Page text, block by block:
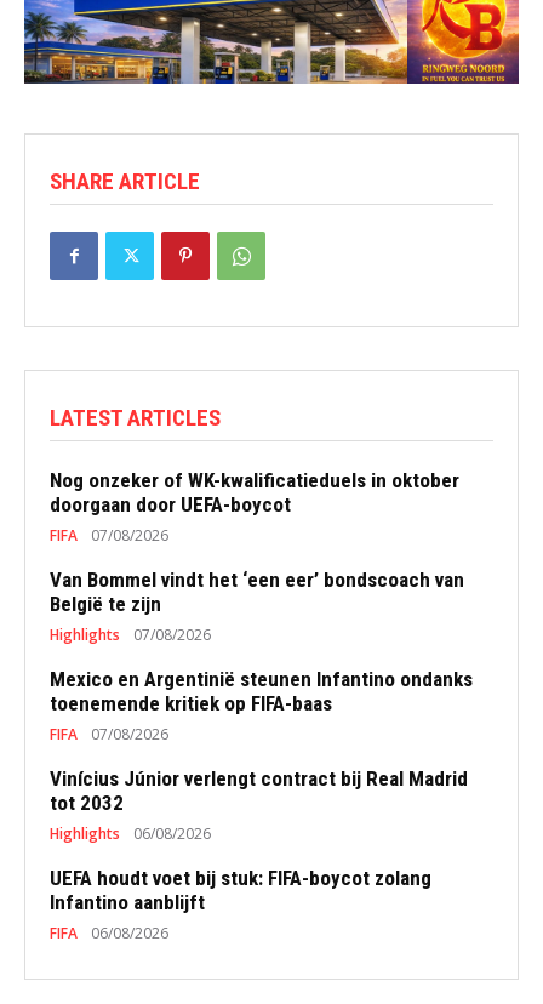
SHARE ARTICLE
LATEST ARTICLES
Nog onzeker of WK-kwalificatieduels in oktober
doorgaan door UEFA-boycot
FIFA 07/08/2026
Van Bommel vindt het ‘een eer’ bondscoach van
België te zijn
Highlights 07/08/2026
Mexico en Argentinië steunen Infantino ondanks
toenemende kritiek op FIFA-baas
FIFA 07/08/2026
Vinícius Júnior verlengt contract bij Real Madrid
tot 2032
Highlights 06/08/2026
UEFA houdt voet bij stuk: FIFA-boycot zolang
Infantino aanblijft
FIFA 06/08/2026